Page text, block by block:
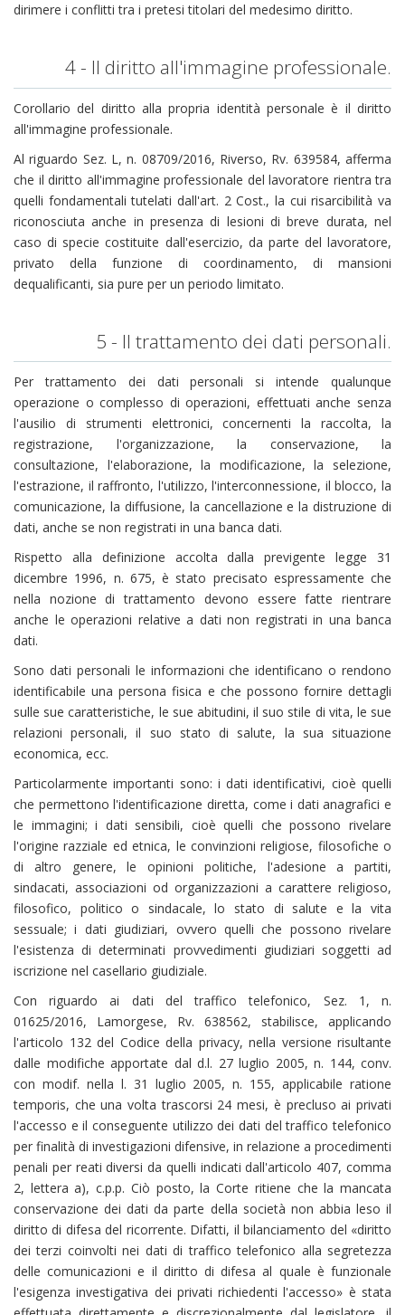
dirimere i conflitti tra i pretesi titolari del medesimo diritto.
4 - Il diritto all'immagine professionale.
Corollario del diritto alla propria identità personale è il diritto
all'immagine professionale.
Al riguardo Sez. L, n. 08709/2016, Riverso, Rv. 639584, afferma
che il diritto all'immagine professionale del lavoratore rientra tra
quelli fondamentali tutelati dall'art. 2 Cost., la cui risarcibilità va
riconosciuta anche in presenza di lesioni di breve durata, nel
caso di specie costituite dall'esercizio, da parte del lavoratore,
privato della funzione di coordinamento, di mansioni
dequalificanti, sia pure per un periodo limitato.
5 - Il trattamento dei dati personali.
Per trattamento dei dati personali si intende qualunque
operazione o complesso di operazioni, effettuati anche senza
l'ausilio di strumenti elettronici, concernenti la raccolta, la
registrazione, l'organizzazione, la conservazione, la
consultazione, l'elaborazione, la modificazione, la selezione,
l'estrazione, il raffronto, l'utilizzo, l'interconnessione, il blocco, la
comunicazione, la diffusione, la cancellazione e la distruzione di
dati, anche se non registrati in una banca dati.
Rispetto alla definizione accolta dalla previgente legge 31
dicembre 1996, n. 675, è stato precisato espressamente che
nella nozione di trattamento devono essere fatte rientrare
anche le operazioni relative a dati non registrati in una banca
dati.
Sono dati personali le informazioni che identificano o rendono
identificabile una persona fisica e che possono fornire dettagli
sulle sue caratteristiche, le sue abitudini, il suo stile di vita, le sue
relazioni personali, il suo stato di salute, la sua situazione
economica, ecc.
Particolarmente importanti sono: i dati identificativi, cioè quelli
che permettono l'identificazione diretta, come i dati anagrafici e
le immagini; i dati sensibili, cioè quelli che possono rivelare
l'origine razziale ed etnica, le convinzioni religiose, filosofiche o
di altro genere, le opinioni politiche, l'adesione a partiti,
sindacati, associazioni od organizzazioni a carattere religioso,
filosofico, politico o sindacale, lo stato di salute e la vita
sessuale; i dati giudiziari, ovvero quelli che possono rivelare
l'esistenza di determinati provvedimenti giudiziari soggetti ad
iscrizione nel casellario giudiziale.
Con riguardo ai dati del traffico telefonico, Sez. 1, n.
01625/2016, Lamorgese, Rv. 638562, stabilisce, applicando
l'articolo 132 del Codice della privacy, nella versione risultante
dalle modifiche apportate dal d.l. 27 luglio 2005, n. 144, conv.
con modif. nella l. 31 luglio 2005, n. 155, applicabile ratione
temporis, che una volta trascorsi 24 mesi, è precluso ai privati
l'accesso e il conseguente utilizzo dei dati del traffico telefonico
per finalità di investigazioni difensive, in relazione a procedimenti
penali per reati diversi da quelli indicati dall'articolo 407, comma
2, lettera a), c.p.p. Ciò posto, la Corte ritiene che la mancata
conservazione dei dati da parte della società non abbia leso il
diritto di difesa del ricorrente. Difatti, il bilanciamento del «diritto
dei terzi coinvolti nei dati di traffico telefonico alla segretezza
delle comunicazioni e il diritto di difesa al quale è funzionale
l'esigenza investigativa dei privati richiedenti l'accesso» è stata